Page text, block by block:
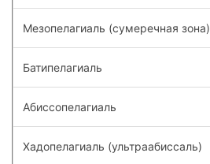
Мезопелагиаль (сумеречная зона)
Батипелагиаль
Абиссопелагиаль
Хадопелагиаль (ультраабиссаль)